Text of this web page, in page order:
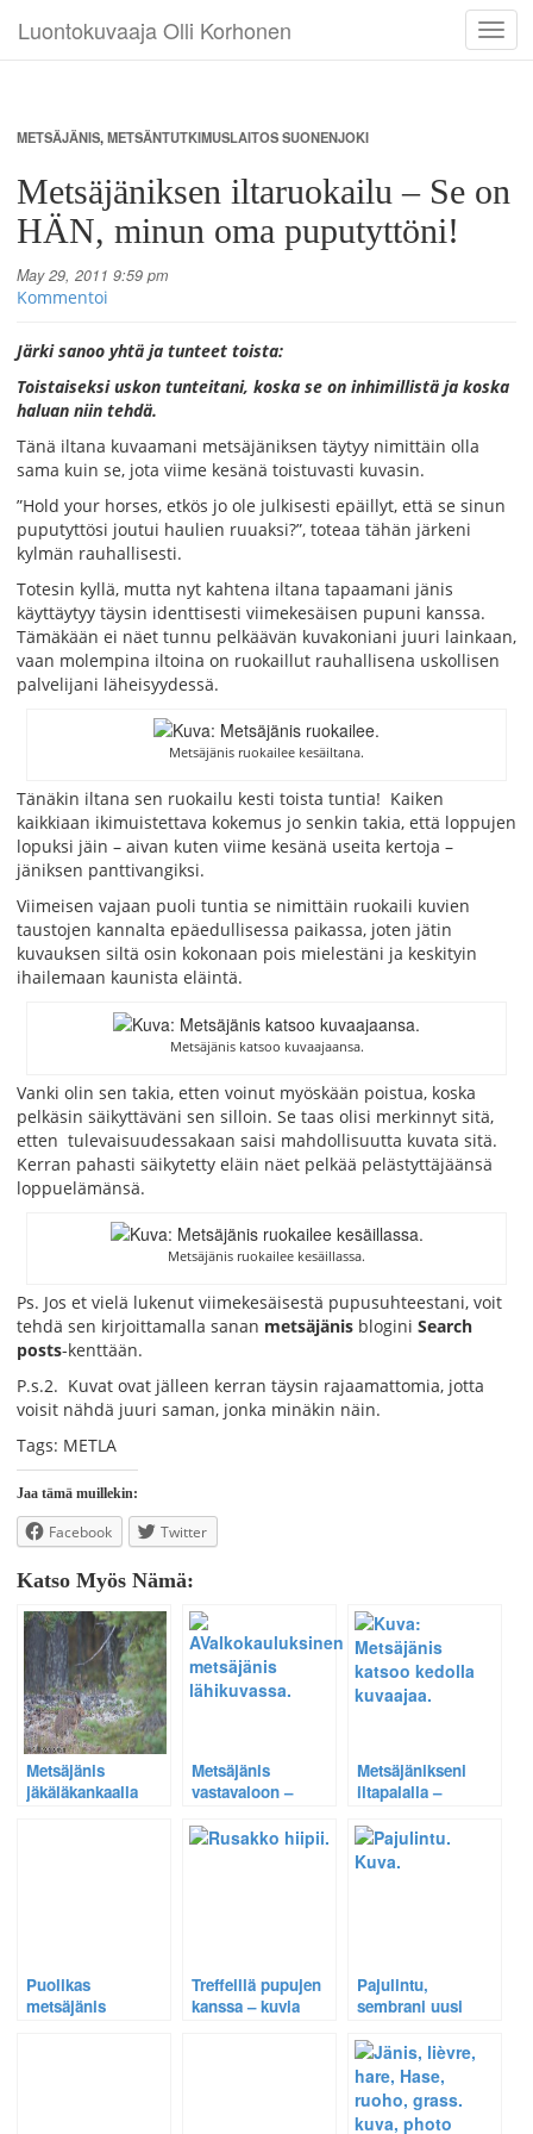
Luontokuvaaja Olli Korhonen
METSÄJÄNIS,METSÄNTUTKIMUSLAITOS SUONENJOKI
Metsäjäniksen iltaruokailu – Se on
HÄN, minun oma puputyttöni!
May 29, 2011 9:59 pm
Kommentoi
Järki sanoo yhtä ja tunteet toista:
Toistaiseksi uskon tunteitani, koska se on inhimillistä ja koska
haluan niin tehdä.
Tänä iltana kuvaamani metsäjäniksen täytyy nimittäin olla
sama kuin se, jota viime kesänä toistuvasti kuvasin.
”Hold your horses, etkös jo ole julkisesti epäillyt, että se sinun
puputyttösi joutui haulien ruuaksi?”, toteaa tähän järkeni
kylmän rauhallisesti.
Totesin kyllä, mutta nyt kahtena iltana tapaamani jänis
käyttäytyy täysin identtisesti viimekesäisen pupuni kanssa.
Tämäkään ei näet tunnu pelkäävän kuvakoniani juuri lainkaan,
vaan molempina iltoina on ruokaillut rauhallisena uskollisen
palvelijani läheisyydessä.
Metsäjänis ruokailee kesäiltana.
Tänäkin iltana sen ruokailu kesti toista tuntia! Kaiken
kaikkiaan ikimuistettava kokemus jo senkin takia, että loppujen
lopuksi jäin – aivan kuten viime kesänä useita kertoja –
jäniksen panttivangiksi.
Viimeisen vajaan puoli tuntia se nimittäin ruokaili kuvien
taustojen kannalta epäedullisessa paikassa, joten jätin
kuvauksen siltä osin kokonaan pois mielestäni ja keskityin
ihailemaan kaunista eläintä.
Metsäjänis katsoo kuvaajaansa.
Vanki olin sen takia, etten voinut myöskään poistua, koska
pelkäsin säikyttäväni sen silloin. Se taas olisi merkinnyt sitä,
etten tulevaisuudessakaan saisi mahdollisuutta kuvata sitä.
Kerran pahasti säikytetty eläin näet pelkää pelästyttäjäänsä
loppuelämänsä.
Metsäjänis ruokailee kesäillassa.
Ps. Jos et vielä lukenut viimekesäisestä pupusuhteestani, voit
tehdä sen kirjoittamalla sanan metsäjänis blogini Search
posts-kenttään.
P.s.2. Kuvat ovat jälleen kerran täysin rajaamattomia, jotta
voisit nähdä juuri saman, jonka minäkin näin.
Tags: METLA
Jaa tämä muillekin:
Facebook Twitter
Katso Myös Nämä:
Metsäjänis
jäkäläkankaalla
Metsäjänis
vastavaloon –
valkokauluksinen
jänis sekä jäniksen
Metsäjänikseni
iltapalalla –
kesäillassa
jatkuvat.
Puolikas
metsäjänis
Treffeillä pupujen
kanssa – kuvia
Pajulintu,
sembrani uusi
uusi ruokalista.